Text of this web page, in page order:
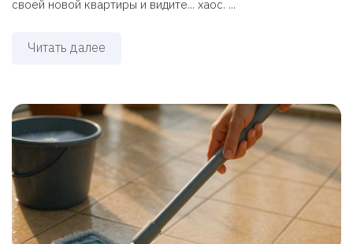
своей новой квартиры и видите... хаос. ...
Читать далее